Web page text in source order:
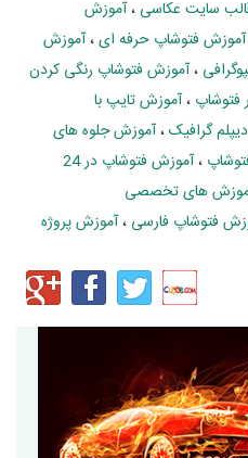
سایت عکاسی ،آموزش
آموزش فتوشاپ حرفه ای،آموزش
،آموزش فتوشاپ رنگی کردن
فتوشاپ ،آموزش تایپ با
دیپلم گرافیک،آموزش جلوه های
،
آموزش فتوشاپ در 24
های تخصصی
فتوشاپ فارسی ،آموزش پروژه